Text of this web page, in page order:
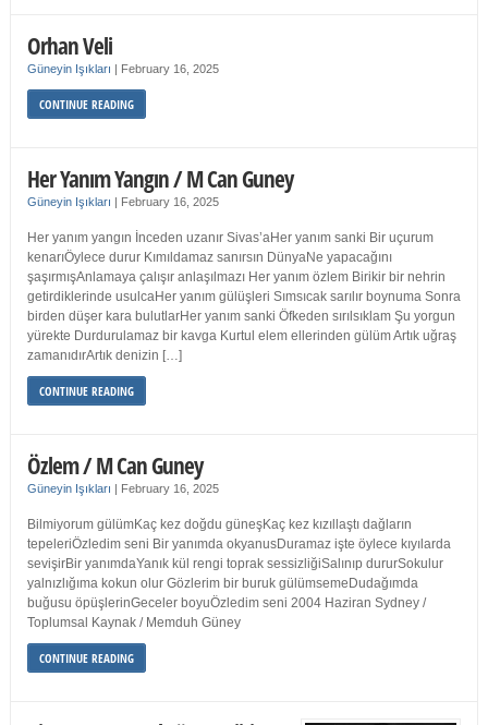
Orhan Veli
Güneyin Işıkları | February 16, 2025
CONTINUE READING
Her Yanım Yangın / M Can Guney
Güneyin Işıkları | February 16, 2025
Her yanım yangın İnceden uzanır Sivas’aHer yanım sanki Bir uçurum
kenarıÖylece durur Kımıldamaz sanırsın DünyaNe yapacağını
şaşırmışAnlamaya çalışır anlaşılmazı Her yanım özlem Birikir bir nehrin
getirdiklerinde usulcaHer yanım gülüşleri Sımsıcak sarılır boynuma Sonra
birden düşer kara bulutlarHer yanım sanki Öfkeden sırılsıklam Şu yorgun
yürekte Durdurulamaz bir kavga Kurtul elem ellerinden gülüm Artık uğraş
zamanıdırArtık denizin […]
CONTINUE READING
Özlem / M Can Guney
Güneyin Işıkları | February 16, 2025
Bilmiyorum gülümKaç kez doğdu güneşKaç kez kızıllaştı dağların
tepeleriÖzledim seni Bir yanımda okyanusDuramaz işte öylece kıyılarda
sevişirBir yanımdaYanık kül rengi toprak sessizliğiSalınıp dururSokulur
yalnızlığıma kokun olur Gözlerim bir buruk gülümsemeDudağımda
buğusu öpüşlerinGeceler boyuÖzledim seni 2004 Haziran Sydney /
Toplumsal Kaynak / Memduh Güney
CONTINUE READING